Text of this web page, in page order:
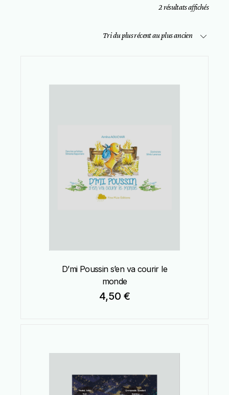
2 résultats affichésTrié
du
Tri du plus récent au plus ancien
D’mi Poussin s’en va courir le
monde
4,50 €